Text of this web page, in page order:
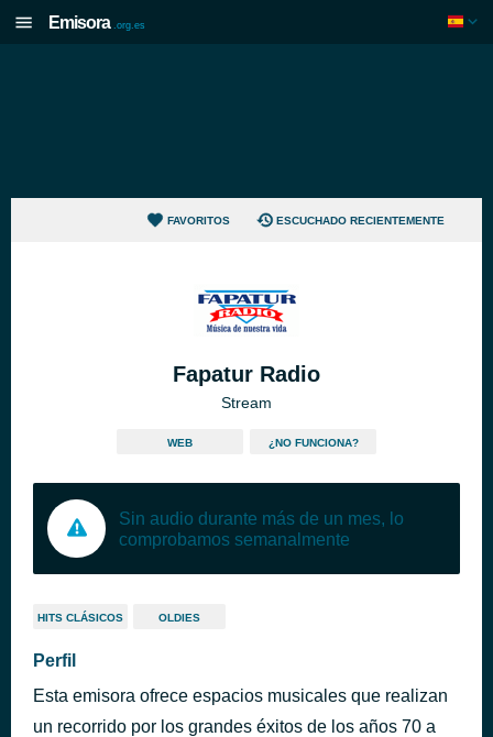
Emisora .org.es
FAVORITOS ESCUCHADO RECIENTEMENTE
Fapatur Radio
Stream
WEB ¿NO FUNCIONA?
Sin audio durante más de un mes, lo
comprobamos semanalmente
HITS CLÁSICOS OLDIES
Perfil
Esta emisora ofrece espacios musicales que realizan
un recorrido por los grandes éxitos de los años 70 a